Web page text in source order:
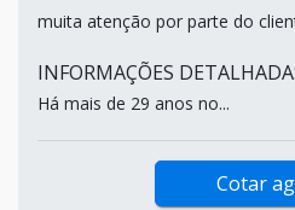
muita atenção por parte do
INFORMAÇÕES
Há mais de 29 anos no...
Cotar